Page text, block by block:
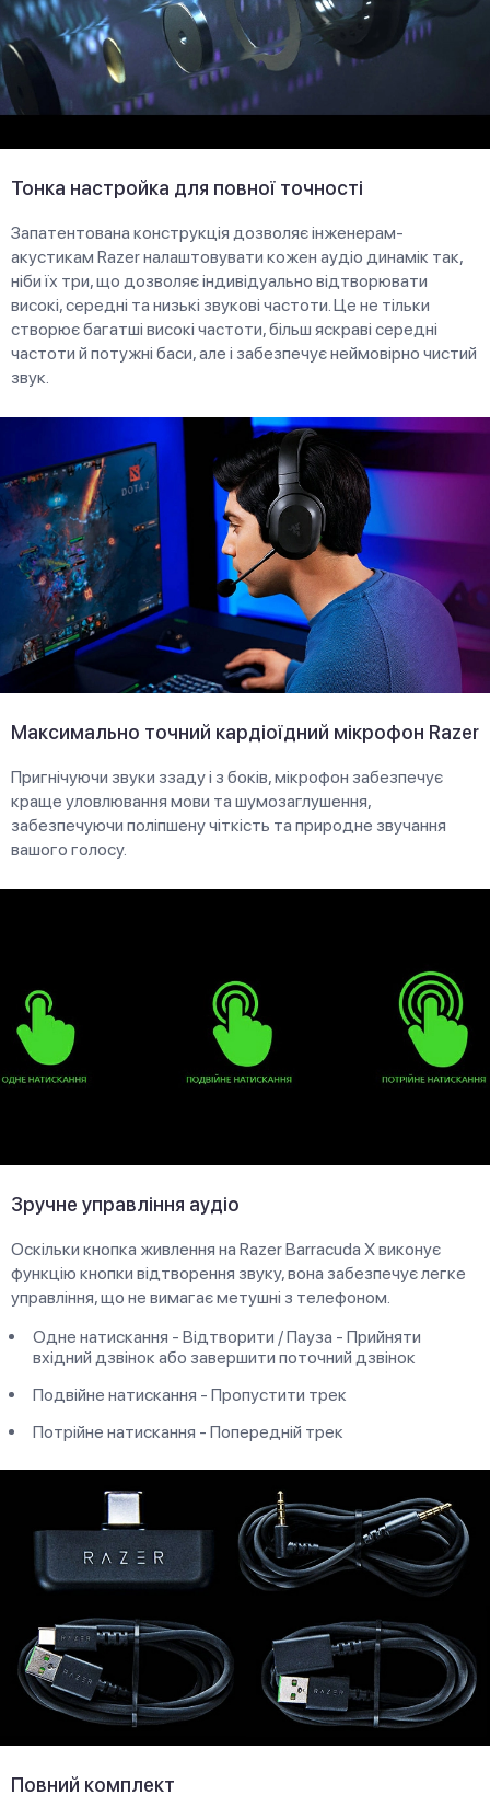
Тонка настройка для повної точності
Запатентована конструкція дозволяє інженерам-
акустикам Razer налаштовувати кожен аудіо динамік так,
ніби їх три, що дозволяє індивідуально відтворювати
високі, середні та низькі звукові частоти. Це не тільки
створює багатші високі частоти, більш яскраві середні
частоти й потужні баси, але і забезпечує неймовірно чистий
звук.
Максимально точний кардіоїдний мікрофон Razer
Пригнічуючи звуки ззаду і з боків, мікрофон забезпечує
краще уловлювання мови та шумозаглушення,
забезпечуючи поліпшену чіткість та природне звучання
вашого голосу.
Зручне управління аудіо
Оскільки кнопка живлення на Razer Barracuda X виконує
функцію кнопки відтворення звуку, вона забезпечує легке
управління, що не вимагає метушні з телефоном.
Одне натискання - Відтворити / Пауза - Прийняти
вхідний дзвінок або завершити поточний дзвінок
Подвійне натискання - Пропустити трек
Потрійне натискання - Попередній трек
Повний комплект